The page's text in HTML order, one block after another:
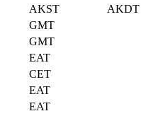
AKST AKDT
GMT
GMT
EAT
CET
EAT
EAT